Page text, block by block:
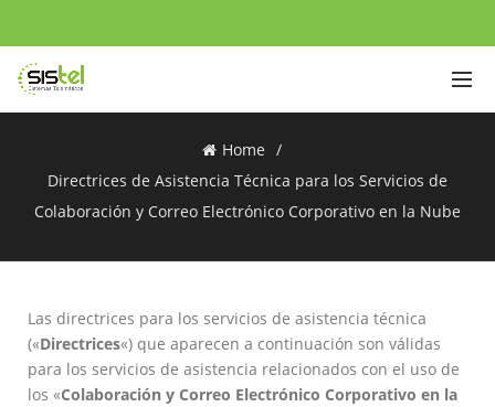
Home
Directrices de Asistencia Técnica para los Servicios de
Colaboración y Correo Electrónico Corporativo en la Nube
Las directrices para los servicios de asistencia técnica
(«Directrices«) que aparecen a continuación son válidas
para los servicios de asistencia relacionados con el uso de
los «Colaboración y Correo Electrónico Corporativo en la